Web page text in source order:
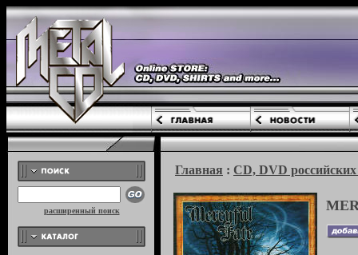
расширенный поиск
Главная : CD, DVD